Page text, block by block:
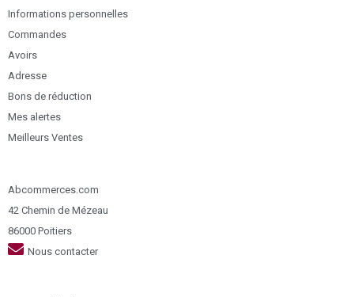
Informations personnelles
Commandes
Avoirs
Adresse
Bons de réduction
Mes alertes
Meilleurs Ventes
Abcommerces.com
42 Chemin de Mézeau
86000 Poitiers
Nous contacter